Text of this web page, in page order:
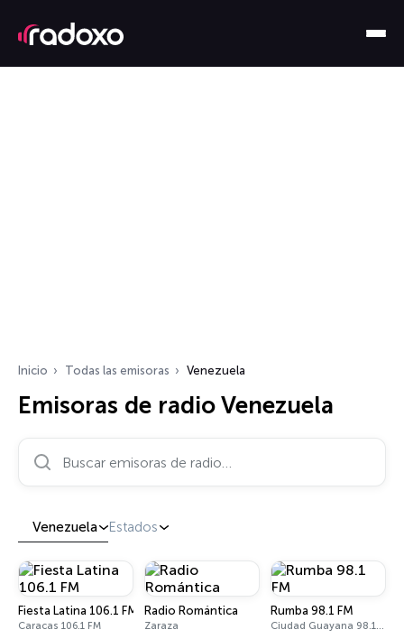
Inicio Todas las emisoras Venezuela
Emisoras de radio Venezuela
Buscar emisoras de radio…
Venezuela Estados
Fiesta Latina 106.1 FM
Caracas 106.1 FM
Radio Romántica
Zaraza
Rumba 98.1 FM
Ciudad Guayana 98.1 FM